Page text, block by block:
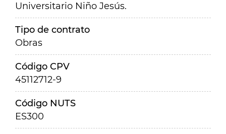
Universitario Niño Jesús.
Tipo de contrato
Obras
Código CPV
45112712-9
Código NUTS
ES300